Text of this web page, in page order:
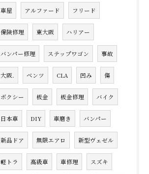
車屋 アルファード フリード
保険修理 東大阪 ハリアー
バンパー修理 ステップワゴン 事故
大阪. ベンツ CLA 凹み 傷
ボクシー 板金 板金修理 バイク
日本車 DIY 車磨き バンパー
新品ドア 無限エアロ 新型ヴェゼル
軽トラ 高級車 車修理 スズキ